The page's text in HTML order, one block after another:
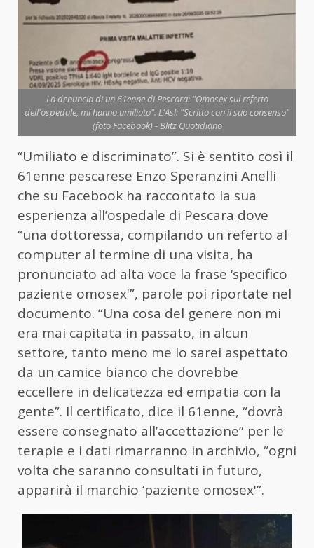
La denuncia di un 61enne di Pescara: "Omosex sul referto
dell'ospedale, mi hanno umiliato". L'Asl: "Scritto con il suo consenso"
(foto Facebook) - Blitz Quotidiano
“Umiliato e discriminato”. Si è sentito così il
61enne pescarese Enzo Speranzini Anelli
che su Facebook ha raccontato la sua
esperienza all’ospedale di Pescara dove
“una dottoressa, compilando un referto al
computer al termine di una visita, ha
pronunciato ad alta voce la frase ‘specifico
paziente omosex'”, parole poi riportate nel
documento. “Una cosa del genere non mi
era mai capitata in passato, in alcun
settore, tanto meno me lo sarei aspettato
da un camice bianco che dovrebbe
eccellere in delicatezza ed empatia con la
gente”. Il certificato, dice il 61enne, “dovrà
essere consegnato all’accettazione” per le
terapie e i dati rimarranno in archivio, “ogni
volta che saranno consultati in futuro,
apparirà il marchio ‘paziente omosex'”.